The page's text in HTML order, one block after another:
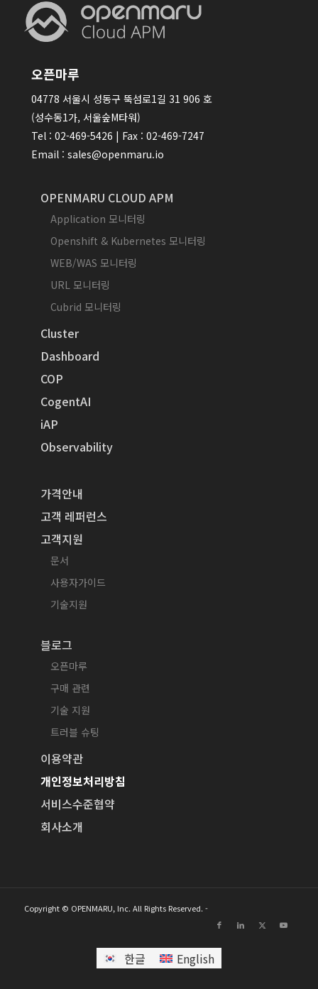
오픈마루
04778 서울시 성동구 뚝섬로1길 31 906 호
(성수동1가, 서울숲M타워)
Tel : 02-469-5426 | Fax : 02-469-7247
Email : sales@openmaru.io
OPENMARU CLOUD APM
Application 모니터링
Openshift & Kubernetes 모니터링
WEB/WAS 모니터링
URL 모니터링
Cubrid 모니터링
Cluster
Dashboard
COP
CogentAI
iAP
Observability
가격안내
고객 레퍼런스
고객지원
문서
사용자가이드
기술지원
블로그
오픈마루
구매 관련
기술 지원
트러블 슈팅
이용약관
개인정보처리방침
서비스수준협약
회사소개
Copyright © OPENMARU, Inc. All Rights Reserved. -
한글 English